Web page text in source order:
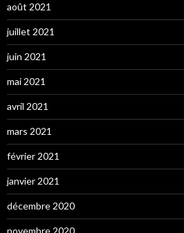
août 2021
juillet 2021
juin 2021
mai 2021
avril 2021
mars 2021
février 2021
janvier 2021
décembre 2020
novembre 2020